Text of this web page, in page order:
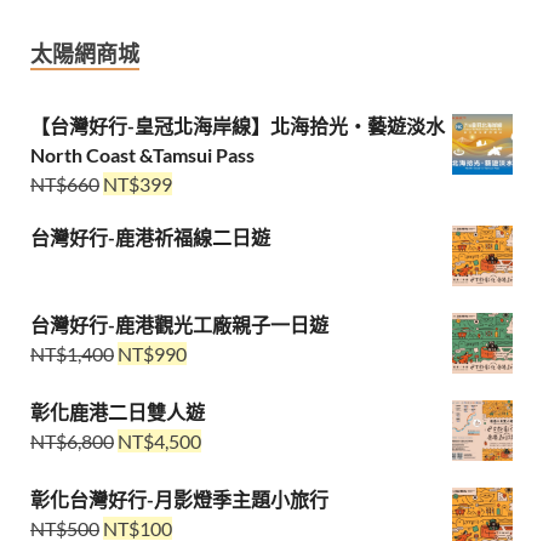
太陽網商城
【台灣好行-皇冠北海岸線】北海拾光・藝遊淡水
North Coast &Tamsui Pass
NT$660 NT$399
台灣好行-鹿港祈福線二日遊
台灣好行-鹿港觀光工廠親子一日遊
NT$1,400 NT$990
彰化鹿港二日雙人遊
NT$6,800 NT$4,500
彰化台灣好行-月影燈季主題小旅行
NT$500 NT$100